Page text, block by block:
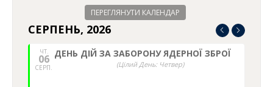
ПЕРЕГЛЯНУТИ КАЛЕНДАР
СЕРПЕНЬ, 2026
ЧТ.
06
СЕРП.
ДЕНЬ ДІЙ ЗА ЗАБОРОНУ ЯДЕРНОЇ ЗБРОЇ
(Цілий День: Четвер)